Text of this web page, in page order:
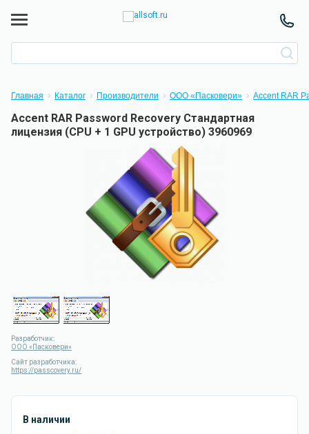
Главная Каталог Производители ООО «Пасковери» Accent RAR
Accent RAR Password Recovery Стандартная
лицензия (CPU + 1 GPU устройство) 3960969
Разработчик:
ООО «Пасковери»
Сайт разработчика:
https://passcovery.ru/
В наличии